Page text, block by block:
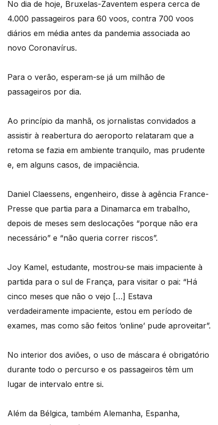
No dia de hoje, Bruxelas-Zaventem espera cerca de
4.000 passageiros para 60 voos, contra 700 voos
diários em média antes da pandemia associada ao
novo Coronavírus.
Para o verão, esperam-se já um milhão de
passageiros por dia.
Ao princípio da manhã, os jornalistas convidados a
assistir à reabertura do aeroporto relataram que a
retoma se fazia em ambiente tranquilo, mas prudente
e, em alguns casos, de impaciência.
Daniel Claessens, engenheiro, disse à agência France-
Presse que partia para a Dinamarca em trabalho,
depois de meses sem deslocações “porque não era
necessário” e “não queria correr riscos”.
Joy Kamel, estudante, mostrou-se mais impaciente à
partida para o sul de França, para visitar o pai: “Há
cinco meses que não o vejo […] Estava
verdadeiramente impaciente, estou em período de
exames, mas como são feitos ‘online’ pude aproveitar”.
No interior dos aviões, o uso de máscara é obrigatório
durante todo o percurso e os passageiros têm um
lugar de intervalo entre si.
Além da Bélgica, também Alemanha, Espanha,